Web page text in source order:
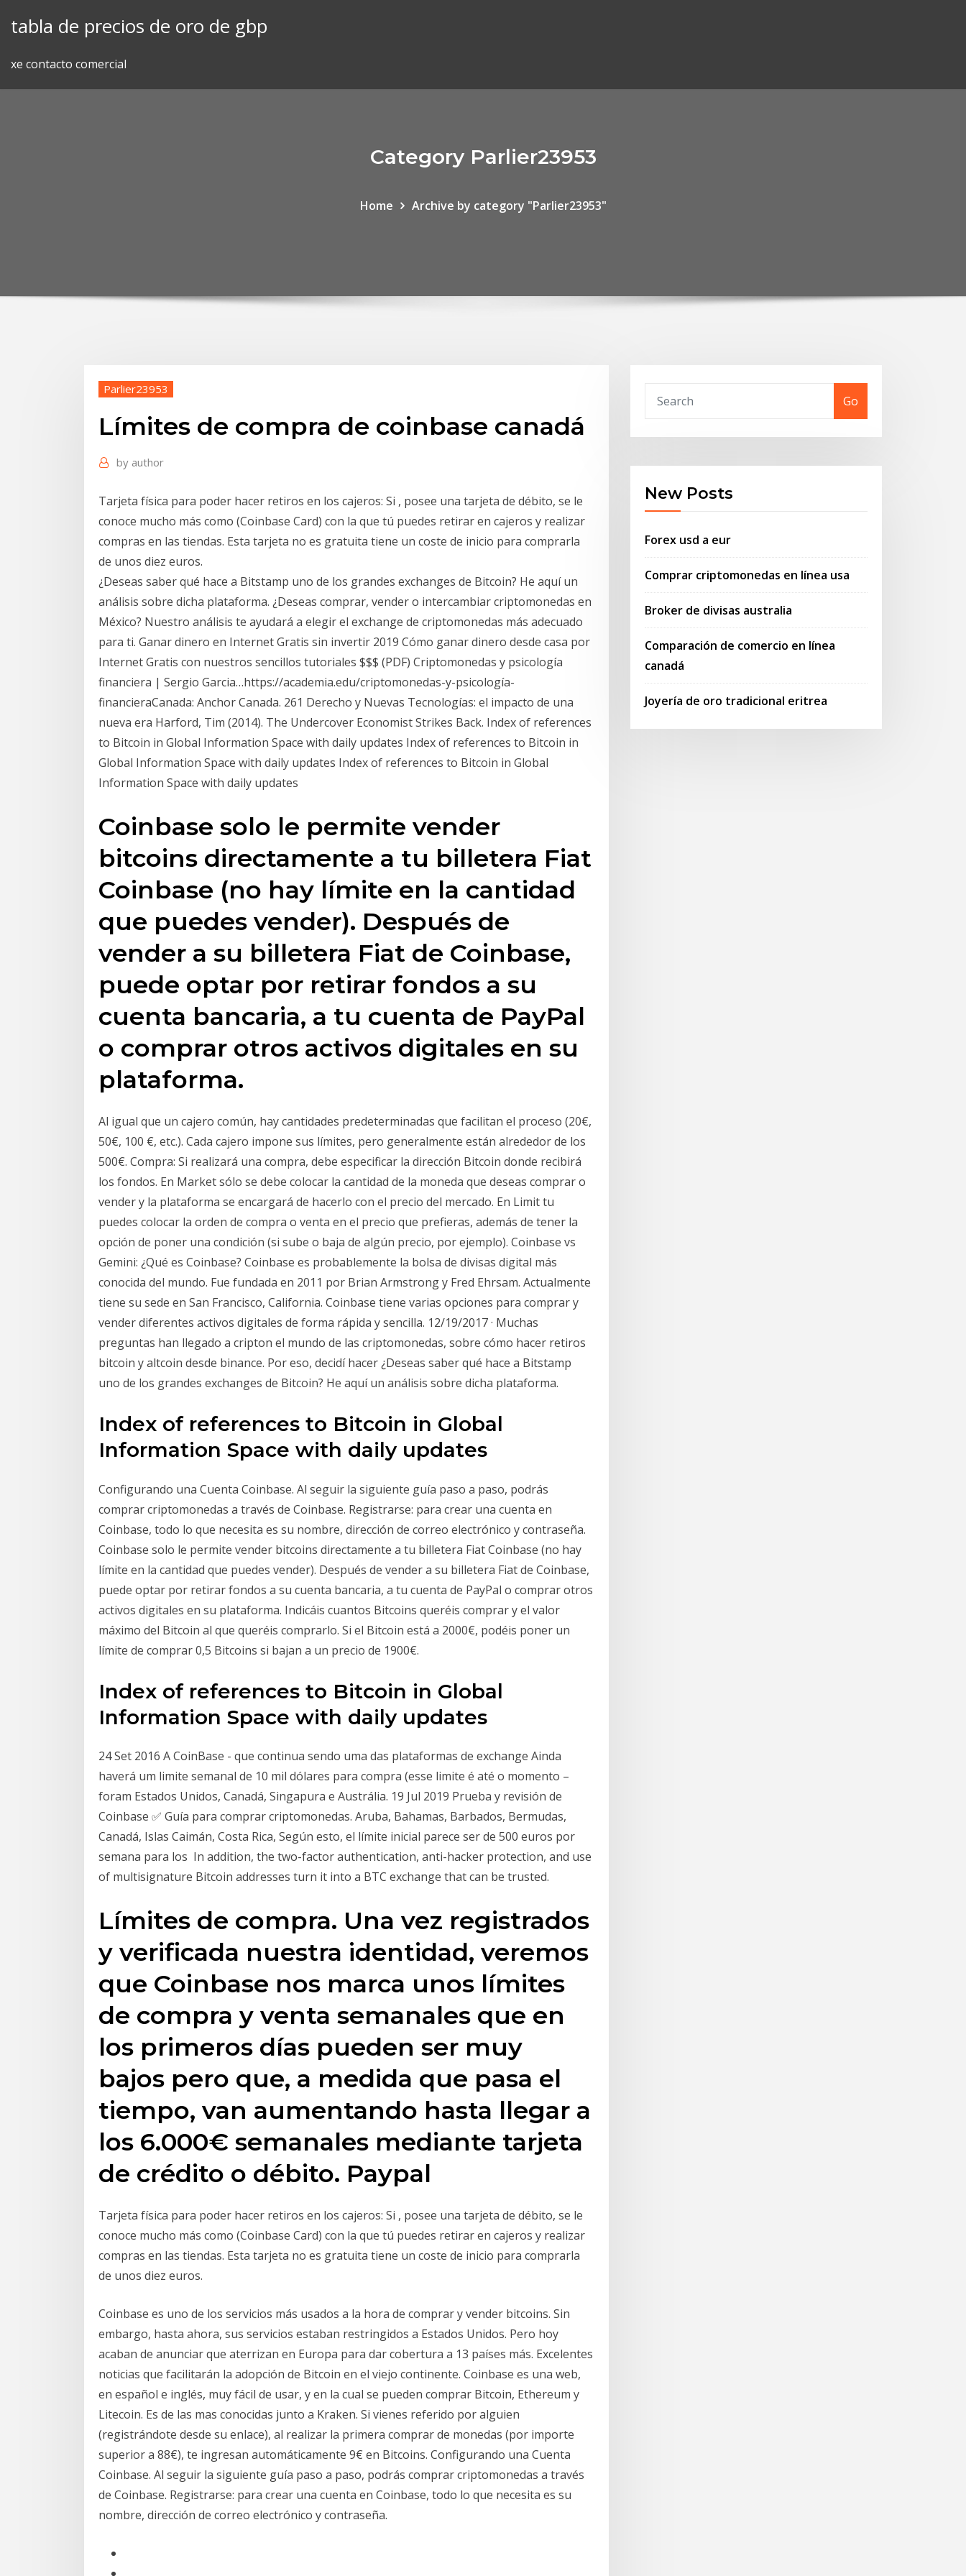
tabla de precios de oro de gbp
xe contacto comercial
Category Parlier23953
Home Archive by category "Parlier23953"
Parlier23953
Límites de compra de coinbase canadá
by author
Tarjeta física para poder hacer retiros en los cajeros: Si , posee una tarjeta de débito, se le
conoce mucho más como (Coinbase Card) con la que tú puedes retirar en cajeros y realizar
compras en las tiendas. Esta tarjeta no es gratuita tiene un coste de inicio para comprarla
de unos diez euros.
¿Deseas saber qué hace a Bitstamp uno de los grandes exchanges de Bitcoin? He aquí un
análisis sobre dicha plataforma. ¿Deseas comprar, vender o intercambiar criptomonedas en
México? Nuestro análisis te ayudará a elegir el exchange de criptomonedas más adecuado
para ti. Ganar dinero en Internet Gratis sin invertir 2019 Cómo ganar dinero desde casa por
Internet Gratis con nuestros sencillos tutoriales $$$ (PDF) Criptomonedas y psicología
financiera | Sergio Garcia…https://academia.edu/criptomonedas-y-psicología-
financieraCanada: Anchor Canada. 261 Derecho y Nuevas Tecnologías: el impacto de una
nueva era Harford, Tim (2014). The Undercover Economist Strikes Back. Index of references
to Bitcoin in Global Information Space with daily updates Index of references to Bitcoin in
Global Information Space with daily updates Index of references to Bitcoin in Global
Information Space with daily updates
Coinbase solo le permite vender
bitcoins directamente a tu billetera Fiat
Coinbase (no hay límite en la cantidad
que puedes vender). Después de
vender a su billetera Fiat de Coinbase,
puede optar por retirar fondos a su
cuenta bancaria, a tu cuenta de PayPal
o comprar otros activos digitales en su
plataforma.
Al igual que un cajero común, hay cantidades predeterminadas que facilitan el proceso (20€,
50€, 100 €, etc.). Cada cajero impone sus límites, pero generalmente están alrededor de los
500€. Compra: Si realizará una compra, debe especificar la dirección Bitcoin donde recibirá
los fondos. En Market sólo se debe colocar la cantidad de la moneda que deseas comprar o
vender y la plataforma se encargará de hacerlo con el precio del mercado. En Limit tu
puedes colocar la orden de compra o venta en el precio que prefieras, además de tener la
opción de poner una condición (si sube o baja de algún precio, por ejemplo). Coinbase vs
Gemini: ¿Qué es Coinbase? Coinbase es probablemente la bolsa de divisas digital más
conocida del mundo. Fue fundada en 2011 por Brian Armstrong y Fred Ehrsam. Actualmente
tiene su sede en San Francisco, California. Coinbase tiene varias opciones para comprar y
vender diferentes activos digitales de forma rápida y sencilla. 12/19/2017 · Muchas
preguntas han llegado a cripton el mundo de las criptomonedas, sobre cómo hacer retiros
bitcoin y altcoin desde binance. Por eso, decidí hacer ¿Deseas saber qué hace a Bitstamp
uno de los grandes exchanges de Bitcoin? He aquí un análisis sobre dicha plataforma.
Index of references to Bitcoin in Global
Information Space with daily updates
Configurando una Cuenta Coinbase. Al seguir la siguiente guía paso a paso, podrás
comprar criptomonedas a través de Coinbase. Registrarse: para crear una cuenta en
Coinbase, todo lo que necesita es su nombre, dirección de correo electrónico y contraseña.
Coinbase solo le permite vender bitcoins directamente a tu billetera Fiat Coinbase (no hay
límite en la cantidad que puedes vender). Después de vender a su billetera Fiat de Coinbase,
puede optar por retirar fondos a su cuenta bancaria, a tu cuenta de PayPal o comprar otros
activos digitales en su plataforma. Indicáis cuantos Bitcoins queréis comprar y el valor
máximo del Bitcoin al que queréis comprarlo. Si el Bitcoin está a 2000€, podéis poner un
límite de comprar 0,5 Bitcoins si bajan a un precio de 1900€.
Index of references to Bitcoin in Global
Information Space with daily updates
24 Set 2016 A CoinBase - que continua sendo uma das plataformas de exchange Ainda
haverá um limite semanal de 10 mil dólares para compra (esse limite é até o momento –
foram Estados Unidos, Canadá, Singapura e Austrália. 19 Jul 2019 Prueba y revisión de
Coinbase ✅ Guía para comprar criptomonedas. Aruba, Bahamas, Barbados, Bermudas,
Canadá, Islas Caimán, Costa Rica, Según esto, el límite inicial parece ser de 500 euros por
semana para los In addition, the two-factor authentication, anti-hacker protection, and use
of multisignature Bitcoin addresses turn it into a BTC exchange that can be trusted.
Límites de compra. Una vez registrados
y verificada nuestra identidad, veremos
que Coinbase nos marca unos límites
de compra y venta semanales que en
los primeros días pueden ser muy
bajos pero que, a medida que pasa el
tiempo, van aumentando hasta llegar a
los 6.000€ semanales mediante tarjeta
de crédito o débito. Paypal
Tarjeta física para poder hacer retiros en los cajeros: Si , posee una tarjeta de débito, se le
conoce mucho más como (Coinbase Card) con la que tú puedes retirar en cajeros y realizar
compras en las tiendas. Esta tarjeta no es gratuita tiene un coste de inicio para comprarla
de unos diez euros.
Coinbase es uno de los servicios más usados a la hora de comprar y vender bitcoins. Sin
embargo, hasta ahora, sus servicios estaban restringidos a Estados Unidos. Pero hoy
acaban de anunciar que aterrizan en Europa para dar cobertura a 13 países más. Excelentes
noticias que facilitarán la adopción de Bitcoin en el viejo continente. Coinbase es una web,
en español e inglés, muy fácil de usar, y en la cual se pueden comprar Bitcoin, Ethereum y
Litecoin. Es de las mas conocidas junto a Kraken. Si vienes referido por alguien
(registrándote desde su enlace), al realizar la primera comprar de monedas (por importe
superior a 88€), te ingresan automáticamente 9€ en Bitcoins. Configurando una Cuenta
Coinbase. Al seguir la siguiente guía paso a paso, podrás comprar criptomonedas a través
de Coinbase. Registrarse: para crear una cuenta en Coinbase, todo lo que necesita es su
nombre, dirección de correo electrónico y contraseña.
Go
New Posts
Forex usd a eur
Comprar criptomonedas en línea usa
Broker de divisas australia
Comparación de comercio en línea
canadá
Joyería de oro tradicional eritrea